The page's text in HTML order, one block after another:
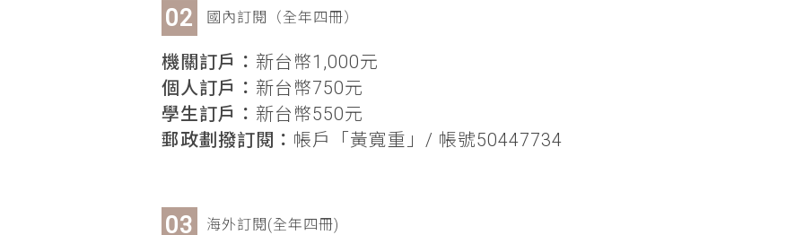
國內訂閱（全年四冊）
機關訂戶： 新台幣1,000元
個人訂戶： 新台幣750元
學生訂戶： 新台幣550元
郵政劃撥訂閱： 帳戶「黃寬重」/ 帳號50447734
海外訂閱(全年四冊)